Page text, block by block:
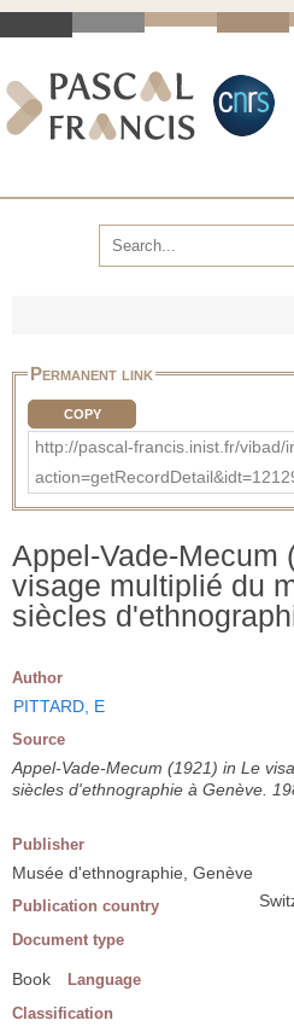
Permanent link
COPY
http://pascal-francis.inist.fr/vibad/
Appel-Vade-Mecum
visage multiplié du
siècles
Author
PITTARD, E
Source
Appel-Vade-Mecum (1921) in Le
siècles d'ethnographie à Genève.
Publisher
Musée d'ethnographie, Genève
Publication country
Document type
Book Language
Classification